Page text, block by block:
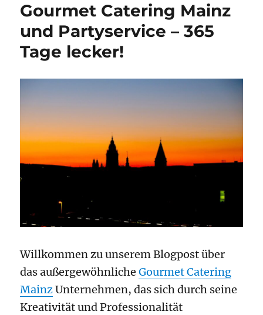
Gourmet Catering Mainz
und Partyservice – 365
Tage lecker!
Willkommen zu unserem Blogpost über
das außergewöhnlicheGourmet Catering
MainzUnternehmen, das sich durch seine
Kreativität und Professionalität